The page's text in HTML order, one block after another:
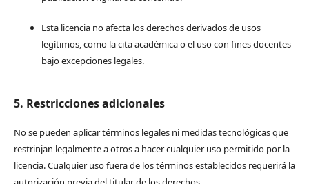
Esta licencia no afecta los derechos derivados de usos
legítimos, como la cita académica o el uso con fines docentes
bajo excepciones legales.
5. Restricciones adicionales
No se pueden aplicar términos legales ni medidas tecnológicas que
restrinjan legalmente a otros a hacer cualquier uso permitido por la
licencia. Cualquier uso fuera de los términos establecidos requerirá la